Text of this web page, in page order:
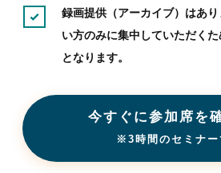
録画提供（アーカイブ）はあ
い方のみに集中していただく
となります。
今すぐに参加席を
※3時間のセミナー